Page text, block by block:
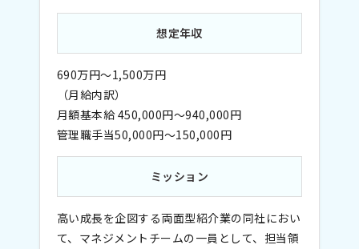
想定年収
690万円～1,500万円
（月給内訳）
月額基本給 450,000円～940,000円
管理職手当50,000円～150,000円
ミッション
高い成長を企図する両面型紹介業の同社におい
て、マネジメントチームの一員として、担当領